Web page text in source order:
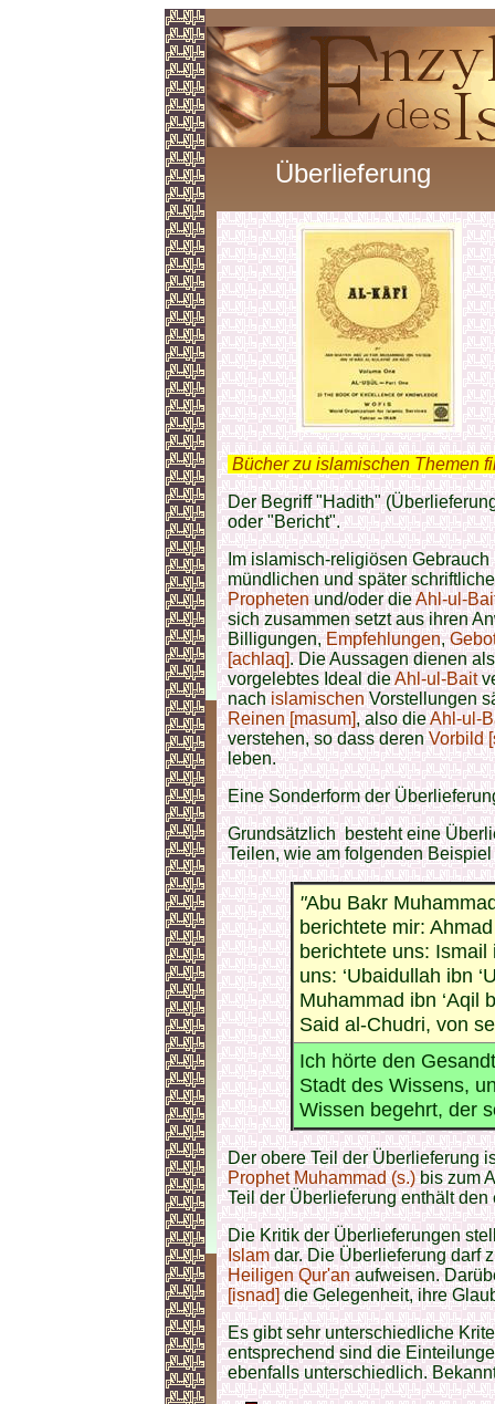
Überlieferung
Bücher zu islamischen Themen
Der Begriff "Hadith"
oder "Bericht".
Im islamisch-religiösen
mündlichen und später
Prophetenund/oder dieAhl-ul-
sich zusammen setzt aus ihren
Billigungen,Empfehlungen,
[achlaq]. Die Aussagen dienen
vorgelebtes Ideal dieAhl-ul-Bait
nachislamischenVorstellungen
Reinen [masum], also dieAhl-ul-
verstehen, so dass derenVorbild
leben.
Eine Sonderform der
Grundsätzlich besteht eine
Teilen, wie am folgenden
"Abu Bakr
berichtete mir:
berichtete uns: Ismail
uns: ‘Ubaidullah ibn
Muhammad ibn ‘Aqil
Said al-Chudri, von
Ich hörte den
Stadt des Wissens,
Wissen begehrt, der
Der obere Teil der Überlieferung
Prophet Muhammad (s.)bis zum
Teil der Überlieferung enthält
Die Kritik der Überlieferungen
Islamdar. Die Überlieferung darf
Heiligen Qur'anaufweisen.
[isnad]die Gelegenheit, ihre
Es gibt sehr unterschiedliche
entsprechend sind die
ebenfalls unterschiedlich.